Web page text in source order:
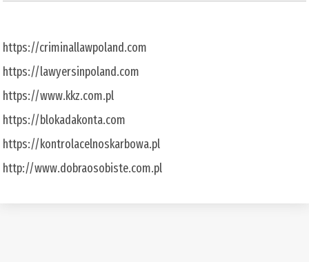
https://criminallawpoland.com
https://lawyersinpoland.com
https://www.kkz.com.pl
https://blokadakonta.com
https://kontrolacelnoskarbowa.pl
http://www.dobraosobiste.com.pl